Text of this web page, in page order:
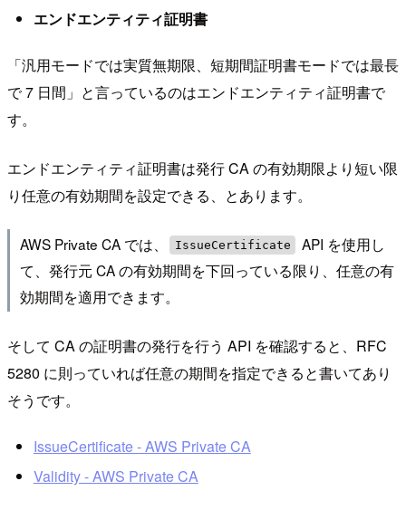
エンドエンティティ証明書
「汎用モードでは実質無期限、短期間証明書モードでは最長
で 7 日間」と言っているのはエンドエンティティ証明書で
す。
エンドエンティティ証明書は発行 CA の有効期限より短い限
り任意の有効期間を設定できる、とあります。
AWS Private CA では、 IssueCertificate
API を使用し
て、発行元 CA の有効期間を下回っている限り、任意の有
効期間を適用できます。
そして CA の証明書の発行を行う API を確認すると、RFC
5280 に則っていれば任意の期間を指定できると書いてあり
そうです。
IssueCertificate - AWS Private CA
Validity - AWS Private CA